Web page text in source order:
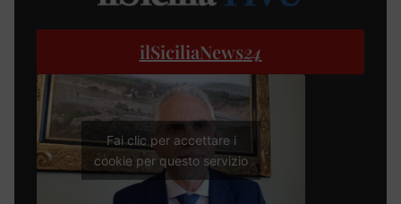
ilSiciliaNews24
Fai clic per accettare i
cookie per questo servizio